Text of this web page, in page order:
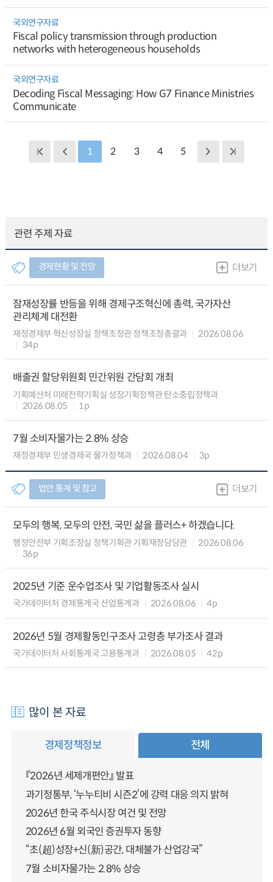
국외연구자료
Fiscal policy transmission through production
networks with heterogeneous households
국외연구자료
Decoding Fiscal Messaging: How G7 Finance Ministries
Communicate
1 2 3 4 5
관련 주제 자료
경제현황 및 전망 더보기
잠재성장률 반등을 위해 경제구조혁신에 총력, 국가자산
관리체계 대전환
재정경제부 혁신성장실 정책조정관 정책조정총괄과
2026.08.06
34p
배출권 할당위원회 민간위원 간담회 개최
기획예산처 미래전략기획실 성장기획정책관 탄소중립정책과
2026.08.05
1p
7월 소비자물가는 2.8% 상승
재정경제부 민생경제국 물가정책과 2026.08.04 3p
법안.통계 및 참고 더보기
모두의 행복, 모두의 안전, 국민 삶을 플러스+ 하겠습니다.
행정안전부 기획조정실 정책기획관 기획재정담당관
2026.08.06
36p
2025년 기준 운수업조사 및 기업활동조사 실시
국가데이터처 경제통계국 산업통계과 2026.08.06 4p
2026년 5월 경제활동인구조사 고령층 부가조사 결과
국가데이터처 사회통계국 고용통계과 2026.08.05 42p
많이 본 자료
경제정책정보 전체
『2026년 세제개편안』 발표
과기정통부, ‘누누티비 시즌2’에 강력 대응 의지 밝혀
2026년 한국 주식시장 여건 및 전망
2026년 6월 외국인 증권투자 동향
“초(超)성장+신(新)공간, 대체불가 산업강국”
7월 소비자물가는 2.8% 상승